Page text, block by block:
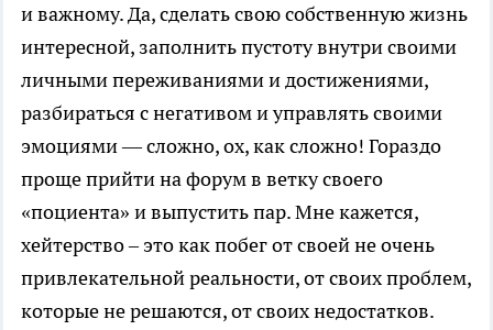
и важному. Да, сделать свою собственную жизнь
интересной, заполнить пустоту внутри своими
личными переживаниями и достижениями,
разбираться с негативом и управлять своими
эмоциями — сложно, ох, как сложно! Гораздо
проще прийти на форум в ветку своего
«поциента» и выпустить пар. Мне кажется,
хейтерство – это как побег от своей не очень
привлекательной реальности, от своих проблем,
которые не решаются, от своих недостатков.